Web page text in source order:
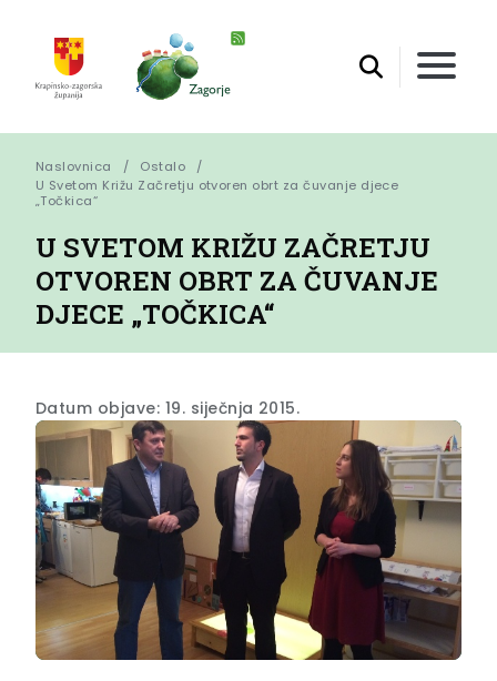
Naslovnica
Ostalo
U Svetom Križu Začretju otvoren obrt za čuvanje djece
„Točkica“
U SVETOM KRIŽU ZAČRETJU
OTVOREN OBRT ZA ČUVANJE
DJECE „TOČKICA“
Datum objave: 19. siječnja 2015.